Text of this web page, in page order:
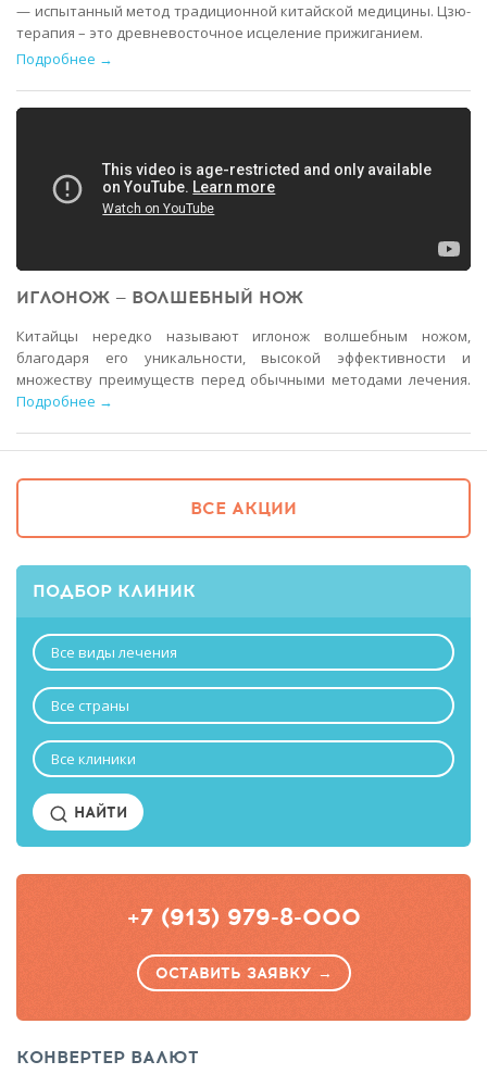
— испытанный метод традиционной китайской медицины. Цзю-
терапия – это древневосточное исцеление прижиганием.
Подробнее →
ИГЛОНОЖ — ВОЛШЕБНЫЙ НОЖ
Китайцы нередко называют иглонож волшебным ножом,
благодаря его уникальности, высокой эффективности и
множеству преимуществ перед обычными методами лечения.
Подробнее →
ВСЕ АКЦИИ
ПОДБОР КЛИНИК
Все виды лечения
Все страны
Все клиники
НАЙТИ
+7 (913) 979-8-000
ОСТАВИТЬ ЗАЯВКУ →
КОНВЕРТЕР ВАЛЮТ